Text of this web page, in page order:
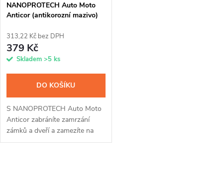
NANOPROTECH Auto Moto
Anticor (antikorozní mazivo)
313,22 Kč bez DPH
379 Kč
Skladem >5 ks
DO KOŠÍKU
S NANOPROTECH Auto Moto
Anticor zabráníte zamrzání
zámků a dveří a zamezíte na
svém voze, čtyřkolce nebo